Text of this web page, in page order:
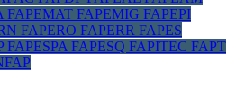
FAPEMAT FAPEMIG FAPEPI
FAPERO FAPERR FAPES
FAPESPA FAPESQ FAPITEC FAPT